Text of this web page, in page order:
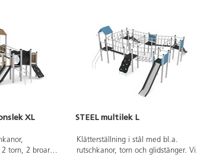
XL
torn, 2 broar
STEEL multilek L
Klätterställning i stål med bl.a.
rutschkanor, torn och glidstänger. Vid